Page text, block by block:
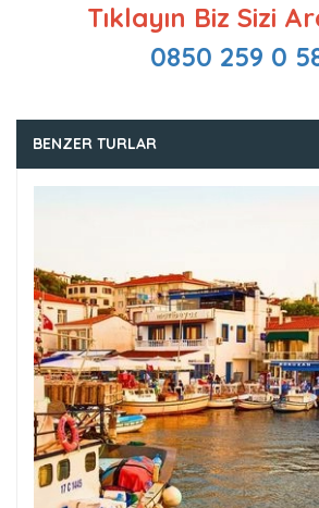
Tıklayın Biz Sizi
0850 259 0
BENZER TURLAR